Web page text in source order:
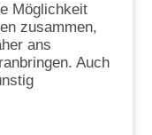
Möglichkeit
zusammen,
ans
Auch